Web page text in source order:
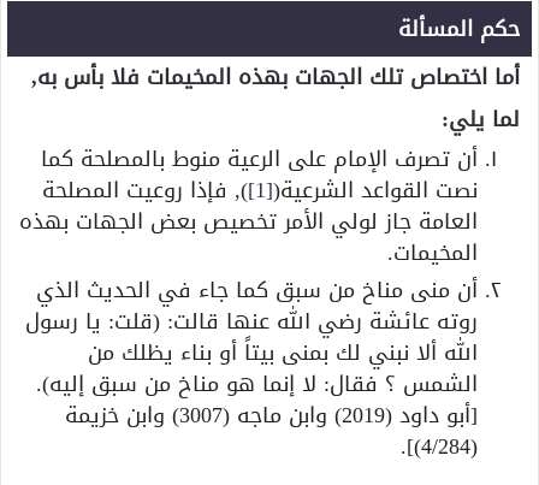
حكم المسألة
أما اختصاص تلك الجهات بهذه المخيمات فلا بأس به,
لما يلي:
أن تصرف الإمام على الرعية منوط بالمصلحة كما
نصت القواعد الشرعية([1] ), فإذا روعيت المصلحة
العامة جاز لولي الأمر تخصيص بعض الجهات بهذه
المخيمات.
أن منى مناخ من سبق كما جاء في الحديث الذي
روته عائشة رضي الله عنها قالت: (قلت: يا رسول
الله ألا نبني لك بمنى بيتاً أو بناء يظلك من
الشمس ؟ فقال: لا إنما هو مناخ من سبق إليه).
[أبو داود (2019) وابن ماجه (3007) وابن خزيمة
(4/284)].